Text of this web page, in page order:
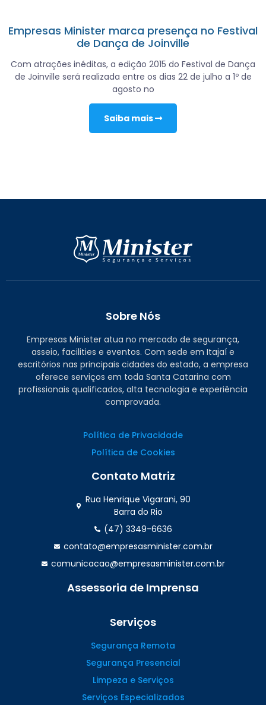
Empresas Minister marca presença no Festival
de Dança de Joinville
Com atrações inéditas, a edição 2015 do Festival de Dança
de Joinville será realizada entre os dias 22 de julho a 1º de
agosto no
Saiba mais
Sobre Nós
Empresas Minister atua no mercado de segurança,
asseio, facilities e eventos. Com sede em Itajaí e
escritórios nas principais cidades do estado, a empresa
oferece serviços em toda Santa Catarina com
profissionais qualificados, alta tecnologia e experiência
comprovada.
Política de Privacidade
Política de Cookies
Contato Matriz
Rua Henrique Vigarani, 90
Barra do Rio
(47) 3349-6636
contato@empresasminister.com.br
comunicacao@empresasminister.com.br
(47) 99988.4642
Assessoria de Imprensa
Serviços
Segurança Remota
Segurança Presencial
Limpeza e Serviços
Serviços Especializados